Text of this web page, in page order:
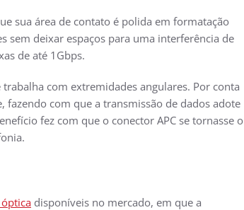
sua área de contato é polida em formatação
sem deixar espaços para uma interferência de
de até 1Gbps.
com extremidades angulares. Por conta
fazendo com que a transmissão de dados adote
fez com que o conector APC se tornasse o
disponíveis no mercado, em que a